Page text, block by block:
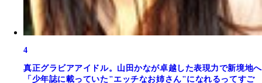
4
真正グラビアアイドル。山田かなが卓越した表現力で新境地へ
「少年誌に載っていた"エッチなお姉さん"になれるってすご